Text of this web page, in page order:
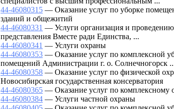
44-46080315 — Оказание услуг по уборке
зданий и общежитий
44-46080331 — Услуги организация и проведению
представления Вместе ради Единства, ...
44-46080341 — Услуги охраны
44-46080353 — Оказание услуг по комплексной
помещений Администрации г. о. Солнечногорск
44-46080358 — Оказание услуг по физической
Новосибирская государственная консерватория
44-46080365 — Оказание услуг по комплексному
44-46080384 — Услуги частной охраны